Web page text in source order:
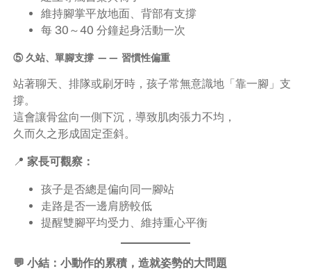
維持腳掌平放地面、背部有支撐
每 30～40 分鐘起身活動一次
⑤ 久站、單腳支撐 —— 習慣性偏重
站著聊天、排隊或刷牙時，孩子常無意識地「靠一腳」支
撐。
這會讓骨盆向一側下沉，導致肌肉張力不均，
久而久之形成固定歪斜。
📍 家長可觀察：
孩子是否總是偏向同一腳站
走路是否一邊肩膀較低
提醒雙腳平均受力、維持重心平衡
💬 小結：小動作的累積，造就姿勢的大問題